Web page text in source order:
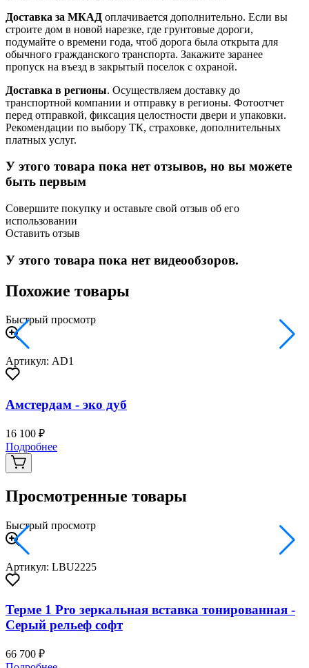
Доставка за МКАД оплачивается дополнительно. Если вы
строите дом в новой нарезке, где грунтовые дороги,
подумайте о времени года, чтоб дорога была открыта для
обычного гражданского транспорта. Закажите заранее
пропуск на въезд в закрытый поселок с охраной.
Доставка в регионы. Осуществляем доставку до
транспортной компании и отправку в регионы. Фотоотчет
перед отправкой, фиксация целостности двери и упаковки.
Рекомендации по выбору ТК, страховке, дополнительных
платных услуг.
У этого товара пока нет отзывов, но вы можете
быть первым
Совершите покупку и оставьте свой отзыв об его
использовании
Оставить отзыв
У этого товара пока нет видеообзоров.
Похожие товары
Быстрый просмотр
Артикул: AD1
Амстердам - эко дуб
16 100 ₽
Подробнее
Просмотренные товары
Быстрый просмотр
Артикул: LBU2225
Терме 1 Pro зеркальная вставка тонированная -
Серый рельеф софт
66 700 ₽